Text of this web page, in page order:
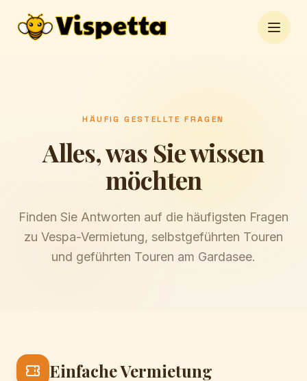
Open
HÄUFIG GESTELLTE FRAGEN
Alles, was Sie wissen
möchten
Finden Sie Antworten auf die häufigsten Fragen
zu Vespa-Vermietung, selbstgeführten Touren
und geführten Touren am Gardasee.
Einfache Vermietung